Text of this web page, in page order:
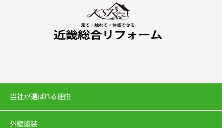
当社が選ばれる理由
外壁塗装